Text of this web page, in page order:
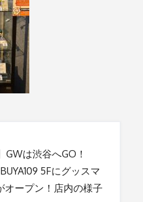
GWは渋谷へGO！
5Fにグッスマ
オープン！店内の様子